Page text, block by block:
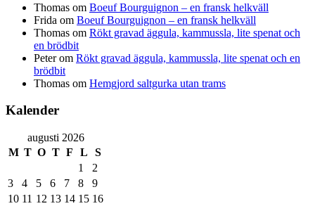
Thomas om Boeuf Bourguignon – en fransk helkväll
Frida om Boeuf Bourguignon – en fransk helkväll
Thomas om Rökt gravad äggula, kammussla, lite spenat och
en brödbit
Peterom Rökt gravad äggula, kammussla, lite spenat och en
brödbit
Thomas om Hemgjord saltgurka utan trams
Kalender
augusti 2026
M T O T F L
S
1
2
3
4 5 6 7 8
9
10 11 12 13 14 15 16